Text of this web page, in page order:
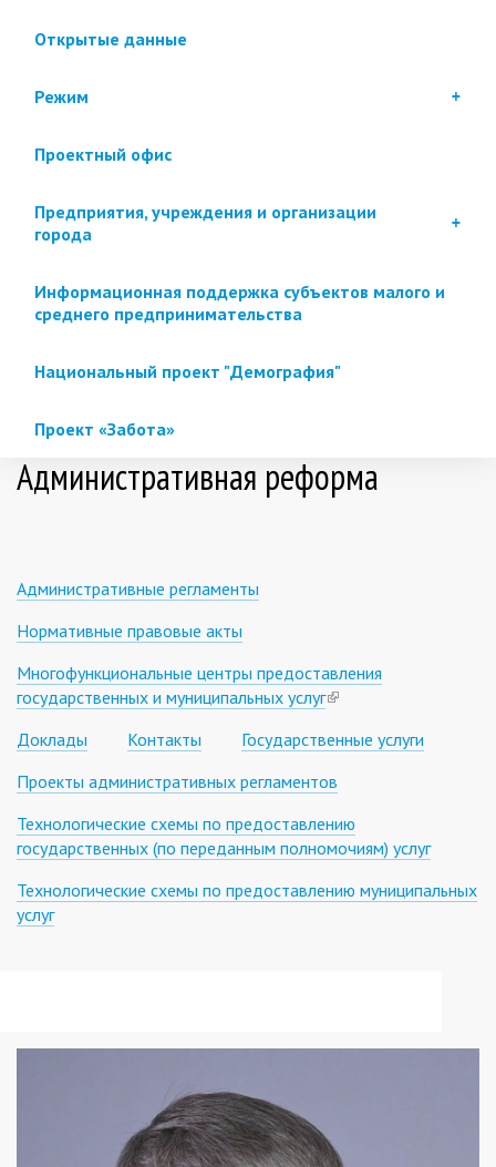
Открытые данные
Режим
Проектный офис
Предприятия, учреждения и организации
города
Информационная поддержка субъектов малого и
среднего предпринимательства
Национальный проект "Демография"
Проект «Забота»
Административная реформа
Административные регламенты
Нормативные правовые акты
Многофункциональные центры предоставления
государственных и муниципальных услуг(link
external)
Доклады Контакты
Государственные услуги
Проекты административных регламентов
Технологические схемы по предоставлению
государственных (по переданным полномочиям) услуг
Технологические схемы по предоставлению муниципальных
услуг